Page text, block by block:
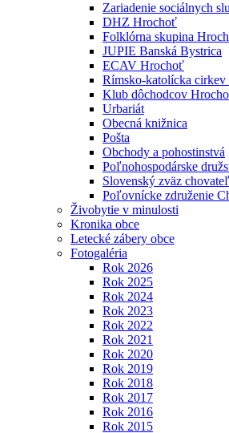
Zariadenie sociálnych
DHZ Hrochoť
Folklórna skupina
JUPIE Banská Bystrica
ECAV Hrochoť
Rímsko-katolícka
Klub dôchodcov
Urbariát
Obecná knižnica
Pošta
Obchody a pohostinstvá
Poľnohospodárske
Slovenský zväz
Poľovnícke združenie
Živobytie v minulosti
Kronika obce
Letecké zábery obce
Fotogaléria
Rok 2026
Rok 2025
Rok 2024
Rok 2023
Rok 2022
Rok 2021
Rok 2020
Rok 2019
Rok 2018
Rok 2017
Rok 2016
Rok 2015